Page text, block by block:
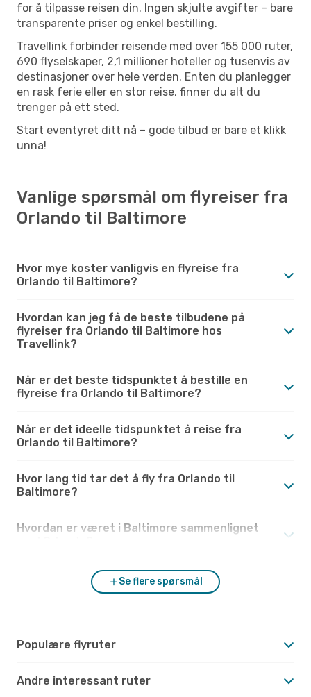
for å tilpasse reisen din. Ingen skjulte avgifter – bare
transparente priser og enkel bestilling.
Travellink forbinder reisende med over 155 000 ruter,
690 flyselskaper, 2,1 millioner hoteller og tusenvis av
destinasjoner over hele verden. Enten du planlegger
en rask ferie eller en stor reise, finner du alt du
trenger på ett sted.
Start eventyret ditt nå – gode tilbud er bare et klikk
unna!
Vanlige spørsmål om flyreiser fra
Orlando til Baltimore
Hvor mye koster vanligvis en flyreise fra
Orlando til Baltimore?
Hvordan kan jeg få de beste tilbudene på
flyreiser fra Orlando til Baltimore hos
Travellink?
Når er det beste tidspunktet å bestille en
flyreise fra Orlando til Baltimore?
Når er det ideelle tidspunktet å reise fra
Orlando til Baltimore?
Hvor lang tid tar det å fly fra Orlando til
Baltimore?
Hvordan er været i Baltimore sammenlignet
Se flere spørsmål
Populære flyruter
Andre interessant ruter